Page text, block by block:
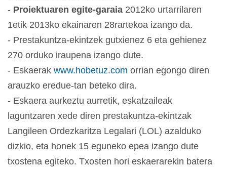
- Proiektuaren egite-garaia 2012ko urtarrilaren
1etik 2013ko ekainaren 28rartekoa izango da.
- Prestakuntza-ekintzek gutxienez 6 eta gehienez
270 orduko iraupena izango dute.
- Eskaerak www.hobetuz.com orrian egongo diren
arauzko eredue-tan beteko dira.
- Eskaera aurkeztu aurretik, eskatzaileak
laguntzaren xede diren prestakuntza-ekintzak
Langileen Ordezkaritza Legalari (LOL) azalduko
dizkio, eta honek 15 eguneko epea izango dute
txostena egiteko. Txosten hori eskaerarekin batera